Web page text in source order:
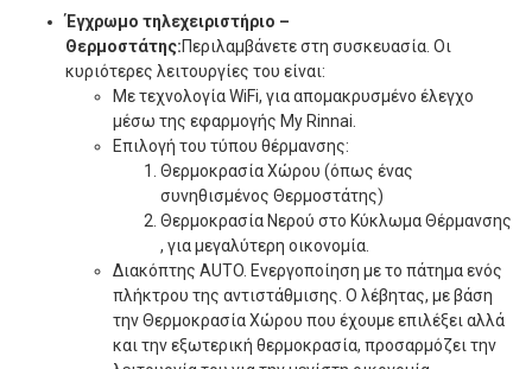
Έγχρωμο τηλεχειριστήριο –
Θερμοστάτης:Περιλαμβάνετε στη συσκευασία. Οι
κυριότερες λειτουργίες του είναι:
Με τεχνολογία WiFi, για απομακρυσμένο έλεγχο
μέσω της εφαρμογής My Rinnai.
Επιλογή του τύπου θέρμανσης:
Θερμοκρασία Χώρου (όπως ένας
συνηθισμένος Θερμοστάτης)
Θερμοκρασία Νερού στο Κύκλωμα Θέρμανσης
, για μεγαλύτερη οικονομία.
Διακόπτης AUTO. Ενεργοποίηση με το πάτημα ενός
πλήκτρου της αντιστάθμισης. Ο λέβητας, με βάση
την Θερμοκρασία Χώρου που έχουμε επιλέξει αλλά
και την εξωτερική θερμοκρασία, προσαρμόζει την